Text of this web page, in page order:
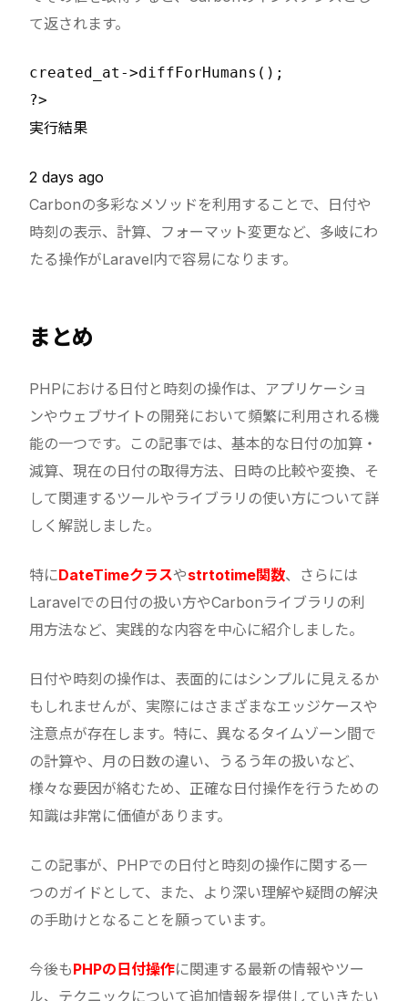
て返されます。
created_at->diffForHumans();
実行結果
2 days ago
Carbonの多彩なメソッドを利用することで、日付や
時刻の表示、計算、フォーマット変更など、多岐にわ
たる操作がLaravel内で容易になります。
まとめ
PHPにおける日付と時刻の操作は、アプリケーショ
ンやウェブサイトの開発において頻繁に利用される機
能の一つです。この記事では、基本的な日付の加算・
減算、現在の日付の取得方法、日時の比較や変換、そ
して関連するツールやライブラリの使い方について詳
しく解説しました。
特にDateTimeクラスやstrtotime関数、さらには
Laravelでの日付の扱い方やCarbonライブラリの利
用方法など、実践的な内容を中心に紹介しました。
日付や時刻の操作は、表面的にはシンプルに見えるか
もしれませんが、実際にはさまざまなエッジケースや
注意点が存在します。特に、異なるタイムゾーン間で
の計算や、月の日数の違い、うるう年の扱いなど、
様々な要因が絡むため、正確な日付操作を行うための
知識は非常に価値があります。
この記事が、PHPでの日付と時刻の操作に関する一
つのガイドとして、また、より深い理解や疑問の解決
の手助けとなることを願っています。
今後もPHPの日付操作に関連する最新の情報やツー
ル、テクニックについて追加情報を提供していきたい